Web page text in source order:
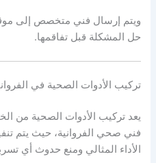
ويتم إرسال فني متخصص إلى
حل المشكلة قبل تفاقمها.
تركيب الأدوات الصحية في
يعد تركيب الأدوات الصحية من
فني صحي الفروانية، حيث يتم
الأداء المثالي ومنع حدوث أي